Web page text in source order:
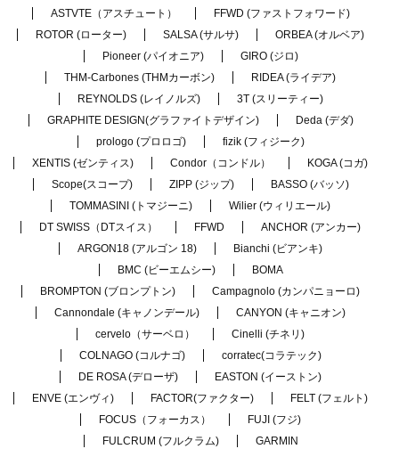
ASTVTE（アスチュート）
FFWD (ファストフォワード)
ROTOR (ローター)
SALSA (サルサ)
ORBEA (オルベア)
Pioneer (パイオニア)
GIRO (ジロ)
THM-Carbones (THMカーボン)
RIDEA (ライデア)
REYNOLDS (レイノルズ)
3T (スリーティー)
GRAPHITE DESIGN(グラファイトデザイン)
Deda (デダ)
prologo (プロロゴ)
fizik (フィジーク)
XENTIS (ゼンティス)
Condor（コンドル）
KOGA (コガ)
Scope(スコープ)
ZIPP (ジップ)
BASSO (バッソ)
TOMMASINI (トマジーニ)
Wilier (ウィリエール)
DT SWISS（DTスイス）
FFWD
ANCHOR (アンカー)
ARGON18 (アルゴン 18)
Bianchi (ビアンキ)
BMC (ビーエムシー)
BOMA
BROMPTON (ブロンプトン)
Campagnolo (カンパニョーロ)
Cannondale (キャノンデール)
CANYON (キャニオン)
cervelo（サーベロ）
Cinelli (チネリ)
COLNAGO (コルナゴ)
corratec(コラテック)
DE ROSA (デローザ)
EASTON (イーストン)
ENVE (エンヴィ)
FACTOR(ファクター)
FELT (フェルト)
FOCUS（フォーカス）
FUJI (フジ)
FULCRUM (フルクラム)
GARMIN